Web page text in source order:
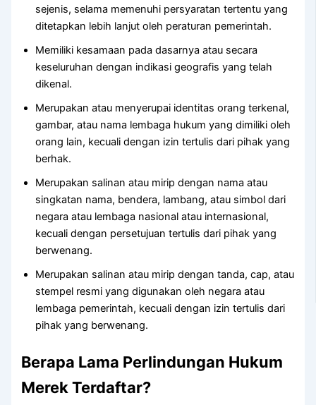
sejenis, selama memenuhi persyaratan tertentu yang
ditetapkan lebih lanjut oleh peraturan pemerintah.
Memiliki kesamaan pada dasarnya atau secara
keseluruhan dengan indikasi geografis yang telah
dikenal.
Merupakan atau menyerupai identitas orang terkenal,
gambar, atau nama lembaga hukum yang dimiliki oleh
orang lain, kecuali dengan izin tertulis dari pihak yang
berhak.
Merupakan salinan atau mirip dengan nama atau
singkatan nama, bendera, lambang, atau simbol dari
negara atau lembaga nasional atau internasional,
kecuali dengan persetujuan tertulis dari pihak yang
berwenang.
Merupakan salinan atau mirip dengan tanda, cap, atau
stempel resmi yang digunakan oleh negara atau
lembaga pemerintah, kecuali dengan izin tertulis dari
pihak yang berwenang.
Berapa Lama Perlindungan Hukum
Merek Terdaftar?